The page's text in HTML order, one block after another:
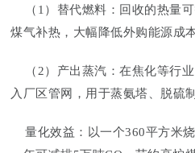
（1）替代燃料：回收的热量
煤气补热，大幅降低外购能源成本
（2）产出蒸汽：在焦化等行
入厂区管网，用于蒸氨塔、脱硫
量化效益：以一个360平方米烧